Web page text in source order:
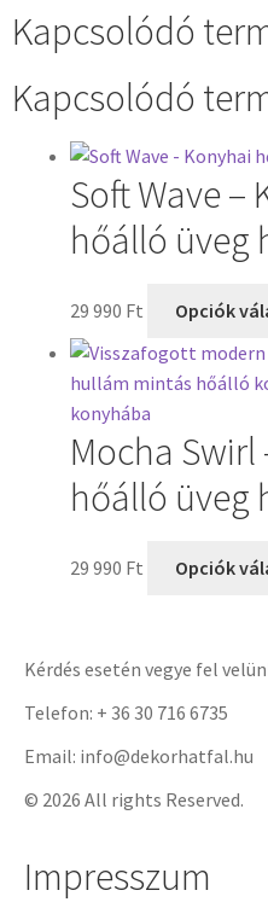
Kapcsolódó
Kapcsolódó
Soft Wave –
hőálló üveg
29 990 Ft Opciók
Mocha Swirl
hőálló üveg
29 990 Ft Opciók
Kérdés esetén vegye fel
Telefon: + 36 30 716 6735
Email: info@dekorhatfal.hu
© 2026 All rights Reserved.
Impresszum